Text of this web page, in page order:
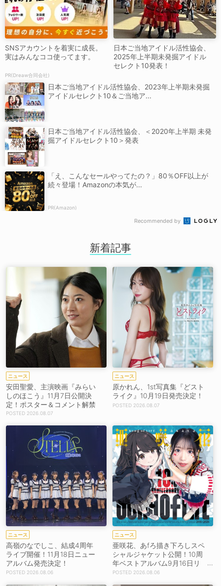
SNSアカウントを着実に成長。
実はみんなココ使ってます。
PR(Dreaw合同会社)
日本ご当地アイドル活性協会、
2025年上半期未発掘アイドル
セレクト10発表！
日本ご当地アイドル活性協会、2023年上半期未発掘
アイドルセレクト10＆ご当地ア...
日本ご当地アイドル活性協会、＜2020年上半期 未発
掘アイドルセレクト10＞発表
「え、こんなセールやってたの？」80％OFF以上が
続々登場！Amazonの本気が...
PR(Amazon)
Recommended by
新着記事
ニュース
安田聖愛、主演映画『みらい
しのほこう』11月7日公開決
定！ポスター＆コメント解禁
2026.08.07
ニュース
原かれん、1st写真集『どスト
ライク』10月19日発売決定！
2026.08.07
ニュース
高嶺のなでしこ、結成4周年
ライブ開催！11月18日ニュー
アルバム発売決定！
2026.08.06
ニュース
亜咲花、あfろ描き下ろしスペ
シャルジャケット公開！10周
年ベストアルバム9月16日リ
リース！2026.08.06